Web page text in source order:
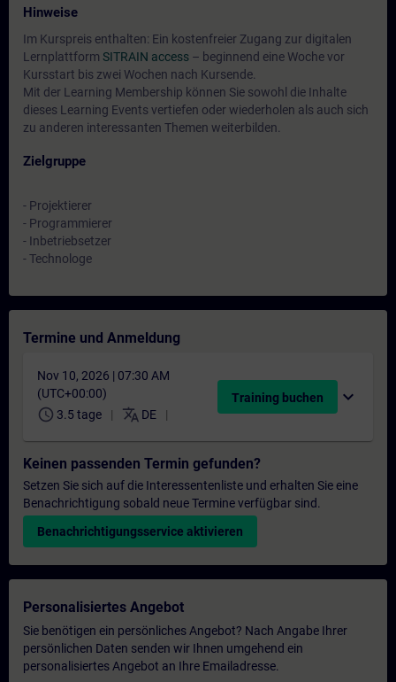
Hinweise
Im Kurspreis enthalten: Ein kostenfreier Zugang zur digitalen
Lernplattform SITRAIN access – beginnend eine Woche vor
Kursstart bis zwei Wochen nach Kursende.
Mit der Learning Membership können Sie sowohl die Inhalte
dieses Learning Events vertiefen oder wiederholen als auch sich
zu anderen interessanten Themen weiterbilden.
Zielgruppe
- Projektierer
- Programmierer
- Inbetriebsetzer
- Technologe
Termine und Anmeldung
Nov 10, 2026 | 07:30 AM
(UTC+00:00)
schedule 3.5 tage translate DE
Training buchen expand_more
Keinen passenden Termin gefunden?
Setzen Sie sich auf die Interessentenliste und erhalten Sie eine
Benachrichtigung sobald neue Termine verfügbar sind.
Benachrichtigungsservice aktivieren
Personalisiertes Angebot
Sie benötigen ein persönliches Angebot? Nach Angabe Ihrer
persönlichen Daten senden wir Ihnen umgehend ein
personalisiertes Angebot an Ihre Emailadresse.